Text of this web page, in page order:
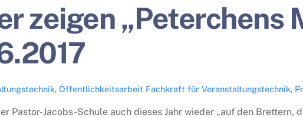
zeigen „Peterchens
, Öffentlichkeitsarbeit Fachkraft für Veranstaltungstechnik,
Pastor-Jacobs-Schule auch dieses Jahr wieder „auf den Brettern,